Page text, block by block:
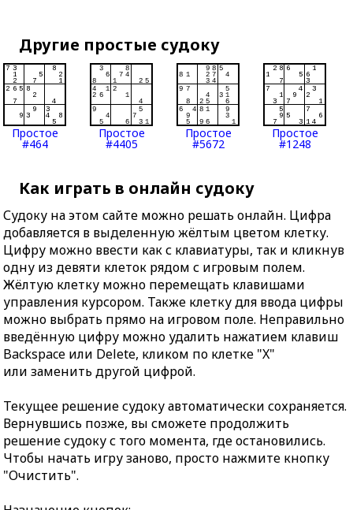
Другие простые судоку
Простое
#464
Простое
#4405
Простое
#5672
Простое
#1248
Как играть в онлайн судоку
Судоку на этом сайте можно решать онлайн. Цифра
добавляется в выделенную жёлтым цветом клетку.
Цифру можно ввести как с клавиатуры, так и кликнув
одну из девяти клеток рядом с игровым полем.
Жёлтую клетку можно перемещать клавишами
управления курсором. Также клетку для ввода цифры
можно выбрать прямо на игровом поле. Неправильно
введённую цифру можно удалить нажатием клавиш
Backspace или Delete, кликом по клетке "X"
или заменить другой цифрой.
Текущее решение судоку автоматически сохраняется.
Вернувшись позже, вы сможете продолжить
решение судоку с того момента, где остановились.
Чтобы начать игру заново, просто нажмите кнопку
"Очистить".